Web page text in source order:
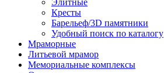
Элитные
Кресты
Барельеф/3D памятники
Удобный поиск по каталогу
Мраморные
Литьевой мрамор
Мемориальные комплексы